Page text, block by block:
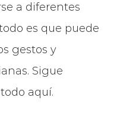
a diferentes
es que puede
gestos y
Sigue
aquí.